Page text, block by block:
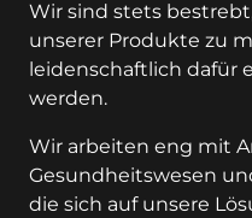
Wir sind stets
unserer Produkte zu
leidenschaftlich dafür
werden.
Wir arbeiten eng mit
Gesundheitswesen
die sich auf unsere